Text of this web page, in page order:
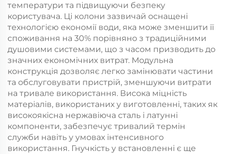
температури та підвищуючи безпеку
користувача. Ці колони зазвичай оснащені
технологією економії води, яка може зменшити її
споживання на 30% порівняно з традиційними
душовими системами, що з часом призводить до
значних економічних витрат. Модульна
конструкція дозволяє легко замінювати частини
та обслуговувати пристрій, зменшуючи витрати
на тривале використання. Висока міцність
матеріалів, використаних у виготовленні, таких як
високоякісна нержавіюча сталь і латунні
компоненти, забезпечує тривалий термін
служби навіть у умовах інтенсивного
використання. Гнучкість у встановленні є ще